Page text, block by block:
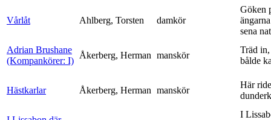
Vårlåt Ahlberg, Torsten damkör
Göken
sena
Adrian Brushane
(Kompankörer: I)
Åkerberg, Herman manskör
Träd
bålde
Hästkarlar Åkerberg, Herman manskör
Här
I